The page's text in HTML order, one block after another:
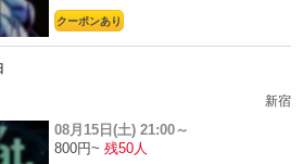
クーポンあり
新宿
08月15日(土) 21:00～
800円~ 残50人